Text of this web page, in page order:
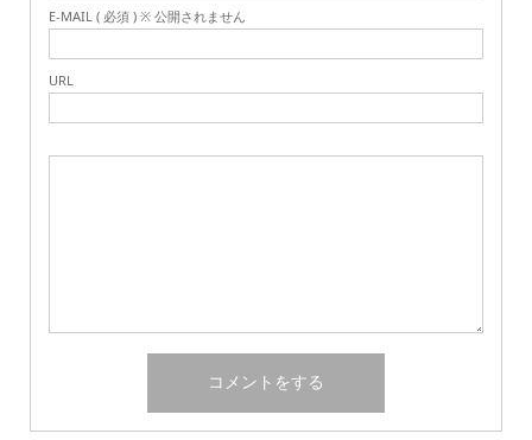
E-MAIL ( 必須 ) ※ 公開されません
URL